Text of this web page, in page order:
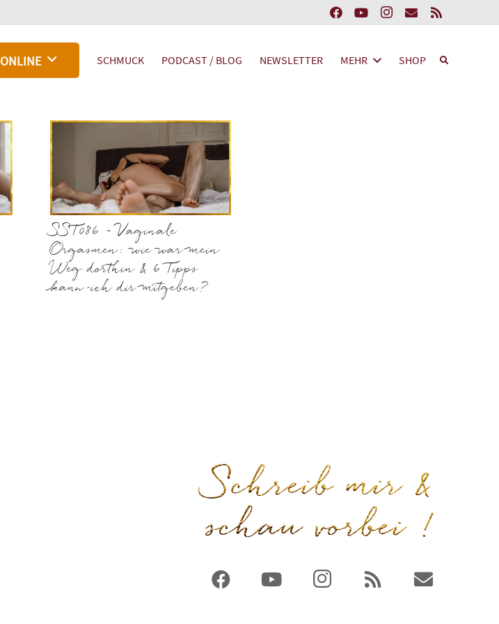
ONLINE SCHMUCK PODCAST / BLOG NEWSLETTER MEHR SHOP
SST086 – Vaginale
Orgasmen: wie war mein
Weg dorthin & 6 Tipps
kann ich dir mitgeben?